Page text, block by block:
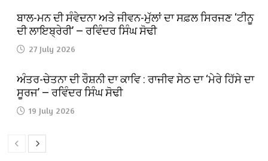
ਬਾਲ-ਮਨ ਦੀ ਸੰਵੇਦਨਾ ਅਤੇ ਜੀਵਨ-ਮੁੱਲਾਂ ਦਾ ਸਫ਼ਲ ਸਿਰਜਣ ‘ਟੀਨੂ
ਦੀ ਲਾਇਬ੍ਰੇਰੀ’ — ਰਵਿੰਦਰ ਸਿੰਘ ਸੋਢੀ
27 July 2026
ਅੰਤਰ-ਚੇਤਨਾ ਦੀ ਰੌਸ਼ਨੀ ਦਾ ਕਾਵਿ : ਰਾਜੀਵ ਸੇਠ ਦਾ ‘ਮੇਰੇ ਹਿੱਸੇ ਦਾ
ਸੂਰਜ’ — ਰਵਿੰਦਰ ਸਿੰਘ ਸੋਢੀ
19 July 2026